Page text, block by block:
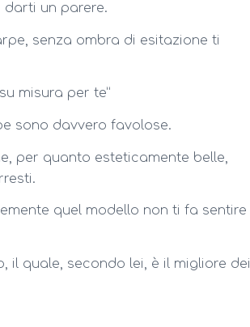
un parere.
senza ombra di esitazione ti
misura per te”
sono davvero favolose.
per quanto esteticamente belle,
quel modello non ti fa sentire
il quale, secondo lei, è il migliore dei